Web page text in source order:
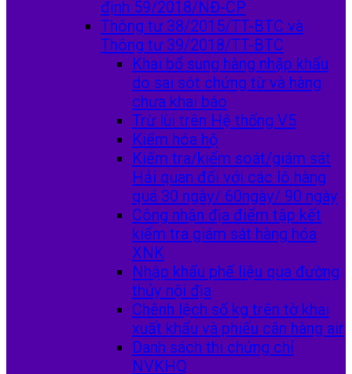
định 59/2018/NĐ-CP
Thông tư 38/2015/TT-BTC và
Thông tư 39/2018/TT-BTC
Khai bổ sung hàng nhập khẩu
do sai sót chứng từ và hàng
chưa khai báo
Trừ lùi trên Hệ thống V5
Kiểm hóa hộ
Kiểm tra/kiểm soát/giám sát
Hải quan đối với các lô hàng
quá 30 ngày/ 60ngày/ 90 ngày
Công nhận địa điểm tập kết
kiểm tra giám sát hàng hóa
XNK
Nhập khẩu phế liệu qua đường
thủy nội địa
Chênh lệch số kg trên tờ khai
xuất khẩu và phiếu cân hàng air
Danh sách thi chứng chỉ
NVKHQ